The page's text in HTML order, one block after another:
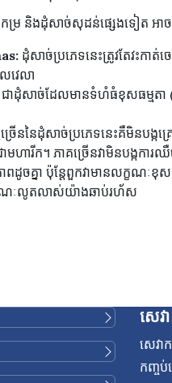
ម្រ និងដុំសាច់សុដន់ផ្សេងទៀត អា
ដុំសាច់ប្រភេទនេះត្រូវតែវះកាត់
វេលា
ជាដុំសាច់ដែលមានទំហំធំខុសធម្មត
រើននៃដុំសាច់ប្រភេទនេះគឺមិនបង្ក
ាមហារីក។ ភាគច្រើនវាមិនបង្ក
ដូចគ្នា ប៉ុន្តែពួកវាមានលក្ខណៈ
ខណៈលូតលាស់យ៉ាងឆាប់រហ័ស
សេវ
សេវា
កញ្ចប់